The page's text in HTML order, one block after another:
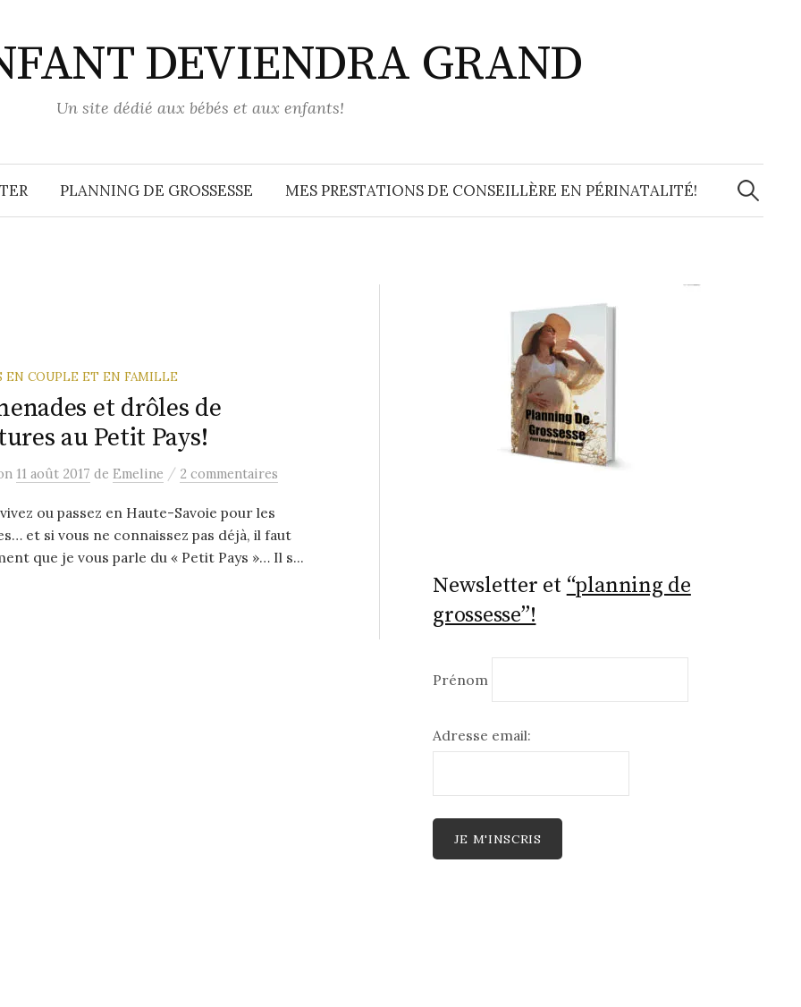
DEVIENDRA GRAND
Un site dédié aux bébés et aux enfants!
PLANNING DE GROSSESSE MES PRESTATIONS DE CONSEILLÈRE EN PÉRINATALITÉ!
EN COUPLE ET EN FAMILLE
et drôles de
au Petit Pays!
11 août 2017 de Emeline / 2 commentaires
ou passez en Haute-Savoie pour les
et si vous ne connaissez pas déjà, il faut
que je vous parle du « Petit Pays »… Il s...
Newsletter et “planning de
grossesse”!
Prénom
Adresse email: